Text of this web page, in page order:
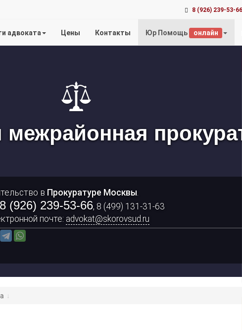
8 (926) 239-53-66
адвоката Цены Контакты Юр Помощь онлайн
межрайонная
в Прокуратуре Москвы.
8 (926) 239-53-66, 8 (499) 131-31-63
почте: advokat@skorovsud.ru